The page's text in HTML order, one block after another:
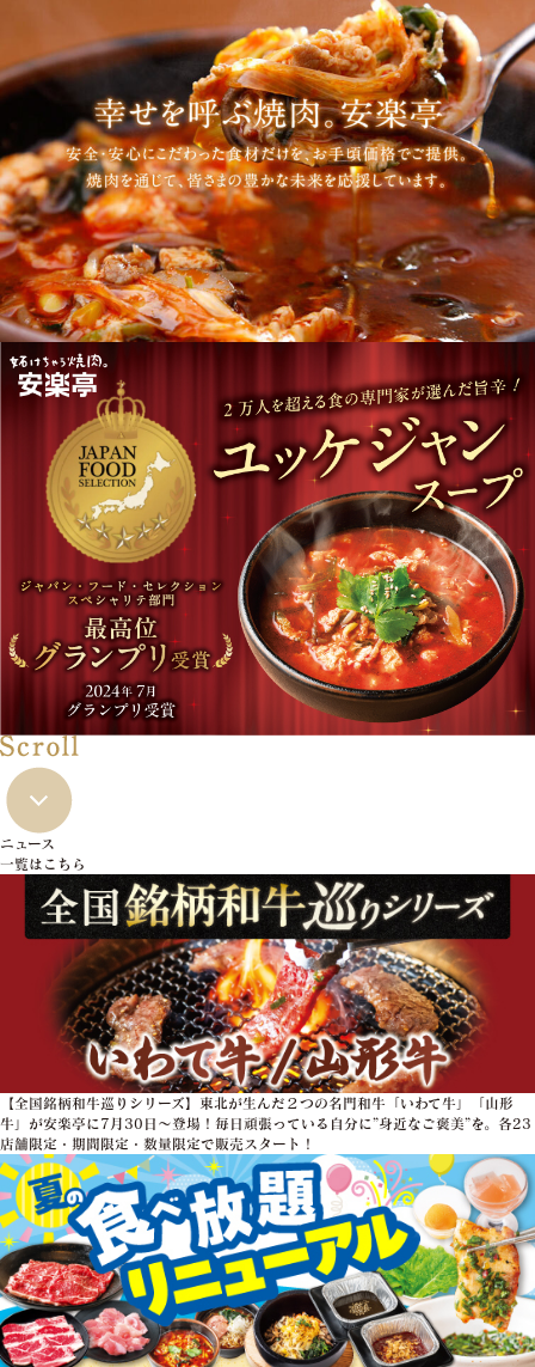
ニュース
一覧はこちら
【全国銘柄和牛巡りシリーズ】東北が生んだ２つの名門和牛「いわて牛」「山形
牛」が安楽亭に7月30日～登場！毎日頑張っている自分に”身近なご褒美”を。各23
店舗限定・期間限定・数量限定で販売スタート！